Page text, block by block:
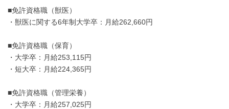
■免許資格職（獣医）
・獣医に関する6年制大学卒：月給262,660円
■免許資格職（保育）
・大学卒：月給253,115円
・短大卒：月給224,365円
■免許資格職（管理栄養）
・大学卒：月給257,025円